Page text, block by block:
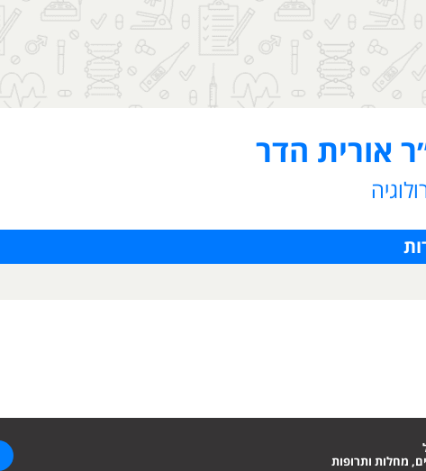
אורית הדר
מחלות ותרופות